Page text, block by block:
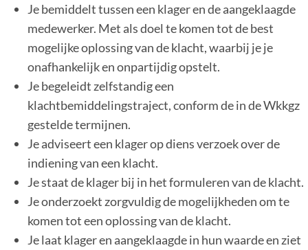
Je bemiddelt tussen een klager en de aangeklaagde
medewerker. Met als doel te komen tot de best
mogelijke oplossing van de klacht, waarbij je je
onafhankelijk en onpartijdig opstelt.
Je begeleidt zelfstandig een
klachtbemiddelingstraject, conform de in de Wkkgz
gestelde termijnen.
Je adviseert een klager op diens verzoek over de
indiening van een klacht.
Je staat de klager bij in het formuleren van de klacht.
Je onderzoekt zorgvuldig de mogelijkheden om te
komen tot een oplossing van de klacht.
Je laat klager en aangeklaagde in hun waarde en ziet